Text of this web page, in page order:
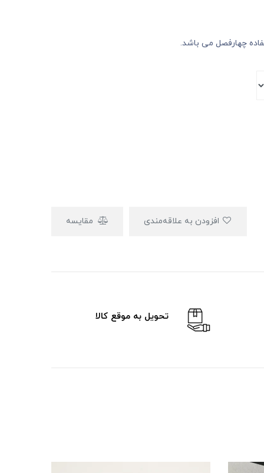
چهارفصل می باشد.
مقایسه
تحویل به موقع کالا